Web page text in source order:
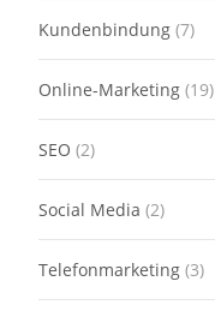
Kundenbindung (7)
Online-Marketing (19)
SEO (2)
Social Media (2)
Telefonmarketing (3)